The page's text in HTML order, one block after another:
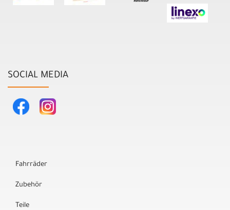
SOCIAL MEDIA
Fahrräder
Zubehör
Teile